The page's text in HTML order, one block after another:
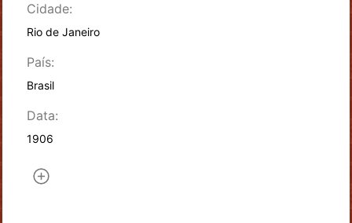
Cidade:
Rio de Janeiro
País:
Brasil
Data:
1906